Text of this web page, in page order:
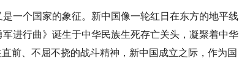
一个国家的象征。新中国像一轮红日在东方的地平线
进行曲》诞生于中华民族生死存亡关头，凝聚着中华
前、不屈不挠的战斗精神，新中国成立之际，作为国